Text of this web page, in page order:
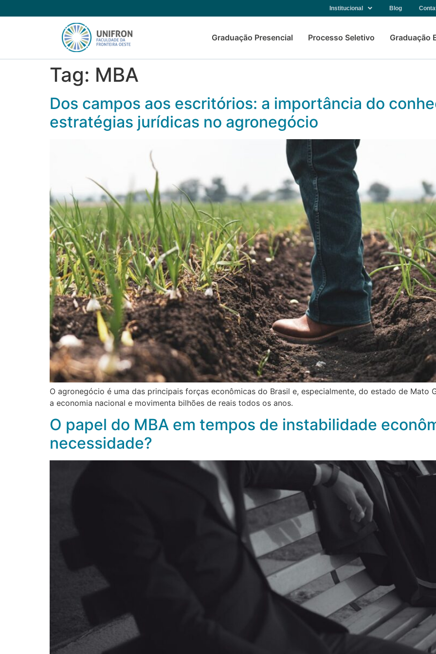
Institucional Blog
Graduação Presencial Processo Seletivo Graduação
Tag: MBA
Dos campos aos escritórios: a importância do
estratégias jurídicas no agronegócio
O agronegócio é uma das principais forças econômicas do Brasil e, especialmente, do estado de Mato
a economia nacional e movimenta bilhões de reais todos os anos.
O papel do MBA em tempos de instabilidade
necessidade?